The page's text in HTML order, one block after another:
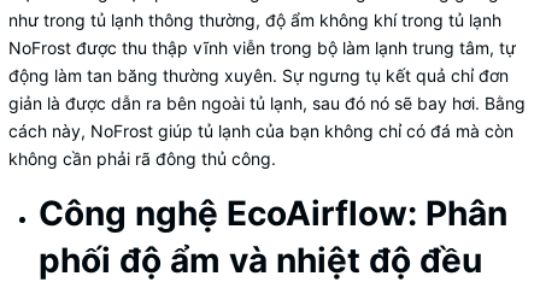
như trong tủ lạnh thông thường, độ ẩm không khí trong tủ lạnh
NoFrost được thu thập vĩnh viễn trong bộ làm lạnh trung tâm, tự
động làm tan băng thường xuyên. Sự ngưng tụ kết quả chỉ đơn
giản là được dẫn ra bên ngoài tủ lạnh, sau đó nó sẽ bay hơi. Bằng
cách này, NoFrost giúp tủ lạnh của bạn không chỉ có đá mà còn
không cần phải rã đông thủ công.
Công nghệ EcoAirflow: Phân
phối độ ẩm và nhiệt độ đều